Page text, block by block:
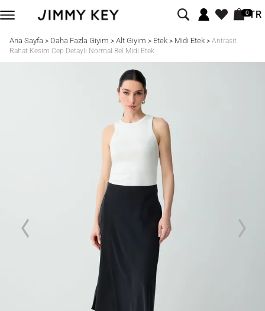
0TR
Ana Sayfa > Daha Fazla Giyim > Alt Giyim > Etek> Midi Etek> Antrasit
Rahat Kesim Cep Detaylı Normal Bel Midi Etek